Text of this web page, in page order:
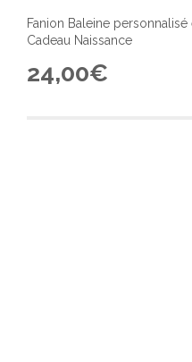
Fanion Baleine
Cadeau Naissance
24,00€